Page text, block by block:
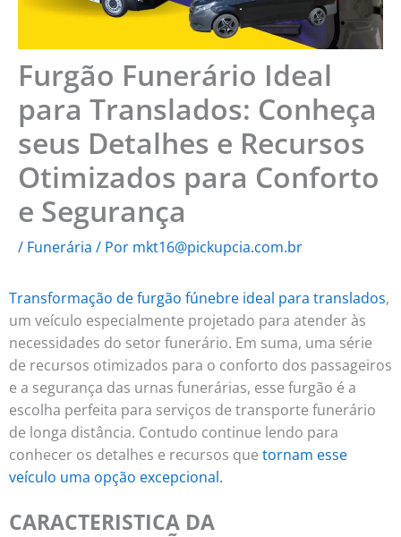
Furgão Funerário Ideal
para Translados: Conheça
seus Detalhes e Recursos
Otimizados para Conforto
e Segurança
/ Funerária / Por mkt16@pickupcia.com.br
Transformação de furgão fúnebre ideal para translados,
um veículo especialmente projetado para atender às
necessidades do setor funerário. Em suma, uma série
de recursos otimizados para o conforto dos passageiros
e a segurança das urnas funerárias, esse furgão é a
escolha perfeita para serviços de transporte funerário
de longa distância. Contudo continue lendo para
conhecer os detalhes e recursos que tornam esse
veículo uma opção excepcional.
CARACTERISTICA DA